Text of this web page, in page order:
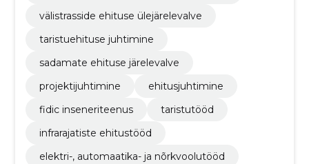
välistrasside ehituse ülejärelevalve
taristuehituse juhtimine
sadamate ehituse järelevalve
projektijuhtimine
ehitusjuhtimine
fidic inseneriteenus
taristutööd
infrarajatiste ehitustööd
elektri-, automaatika- ja nõrkvoolutööd